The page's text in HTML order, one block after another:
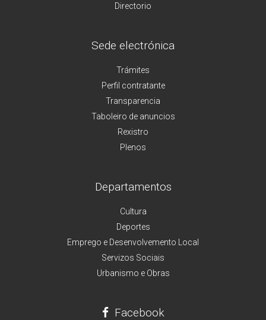
Directorio
Sede electrónica
Trámites
Perfil contratante
Transparencia
Taboleiro de anuncios
Rexistro
Plenos
Departamentos
Cultura
Deportes
Emprego e Desenvolvemento Local
Servizos Sociais
Urbanismo e Obras
Facebook